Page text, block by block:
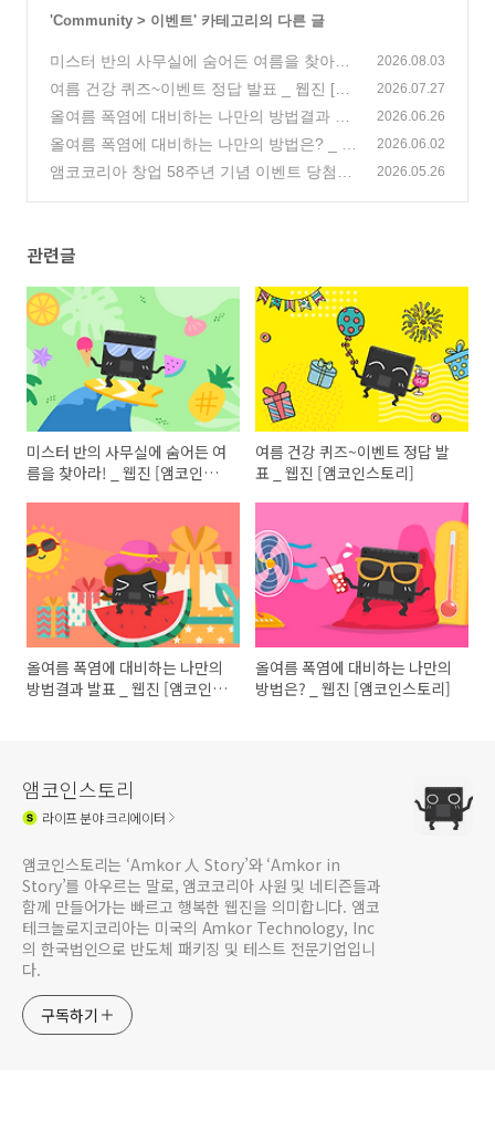
'Community > 이벤트' 카테고리의 다른 글
미스터 반의 사무실에 숨어든 여름을 찾아라!
_ 웹진 [앰코인스토리]
(176)
2026.08.03
여름 건강 퀴즈~이벤트 정답 발표 _ 웹진 [앰
코인스토리]
(0)
2026.07.27
올여름 폭염에 대비하는 나만의 방법결과 발
표 _ 웹진 [앰코인스토리]
(2)
2026.06.26
올여름 폭염에 대비하는 나만의 방법은? _ 웹
진 [앰코인스토리]
(219)
2026.06.02
앰코코리아 창업 58주년 기념 이벤트 당첨자
2026.05.26
관련글
미스터 반의 사무실에 숨어든 여
름을 찾아라! _ 웹진 [앰코인스
여름 건강 퀴즈~이벤트 정답 발
표 _ 웹진 [앰코인스토리]
올여름 폭염에 대비하는 나만의
방법결과 발표 _ 웹진 [앰코인스
올여름 폭염에 대비하는 나만의
방법은? _ 웹진 [앰코인스토리]
앰코인스토리
라이프분야 크리에이터
앰코인스토리는 ‘Amkor 人 Story’와 ‘Amkor in
Story’를 아우르는 말로, 앰코코리아 사원 및 네티즌들과
함께 만들어가는 빠르고 행복한 웹진을 의미합니다. 앰코
테크놀로지코리아는 미국의 Amkor Technology, Inc
의 한국법인으로 반도체 패키징 및 테스트 전문기업입니
다.
구독하기